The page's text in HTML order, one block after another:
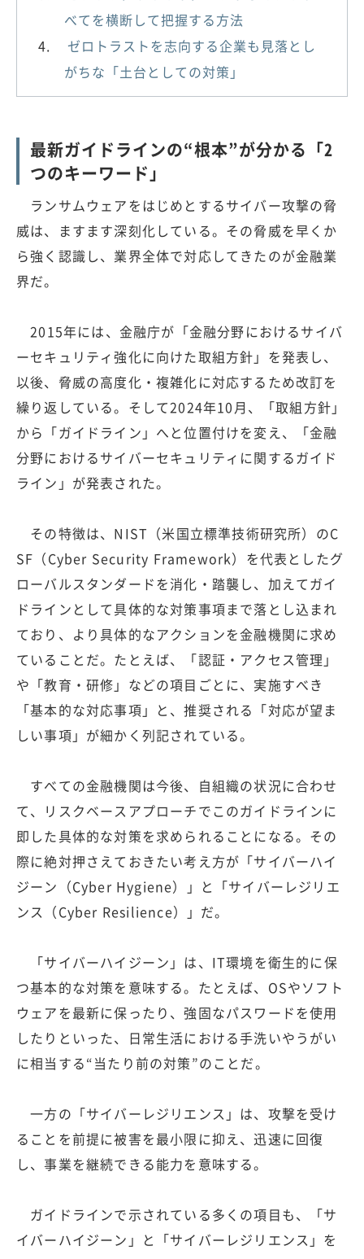
べてを横断して把握する方法
ゼロトラストを志向する企業も見落とし
がちな「土台としての対策」
最新ガイドラインの“根本”が分かる「2
つのキーワード」
ランサムウェアをはじめとするサイバー攻撃の脅
威は、ますます深刻化している。その脅威を早くか
ら強く認識し、業界全体で対応してきたのが金融業
界だ。
2015年には、金融庁が「金融分野におけるサイバ
ーセキュリティ強化に向けた取組方針」を発表し、
以後、脅威の高度化・複雑化に対応するため改訂を
繰り返している。そして2024年10月、「取組方針」
から「ガイドライン」へと位置付けを変え、「金融
分野におけるサイバーセキュリティに関するガイド
ライン」が発表された。
その特徴は、NIST（米国立標準技術研究所）のC
SF（Cyber Security Framework）を代表としたグ
ローバルスタンダードを消化・踏襲し、加えてガイ
ドラインとして具体的な対策事項まで落とし込まれ
ており、より具体的なアクションを金融機関に求め
ていることだ。たとえば、「認証・アクセス管理」
や「教育・研修」などの項目ごとに、実施すべき
「基本的な対応事項」と、推奨される「対応が望ま
しい事項」が細かく列記されている。
すべての金融機関は今後、自組織の状況に合わせ
て、リスクベースアプローチでこのガイドラインに
即した具体的な対策を求められることになる。その
際に絶対押さえておきたい考え方が「サイバーハイ
ジーン（Cyber Hygiene）」と「サイバーレジリエ
ンス（Cyber Resilience）」だ。
「サイバーハイジーン」は、IT環境を衛生的に保
つ基本的な対策を意味する。たとえば、OSやソフト
ウェアを最新に保ったり、強固なパスワードを使用
したりといった、日常生活における手洗いやうがい
に相当する“当たり前の対策”のことだ。
一方の「サイバーレジリエンス」は、攻撃を受け
ることを前提に被害を最小限に抑え、迅速に回復
し、事業を継続できる能力を意味する。
ガイドラインで示されている多くの項目も、「サ
イバーハイジーン」と「サイバーレジリエンス」を